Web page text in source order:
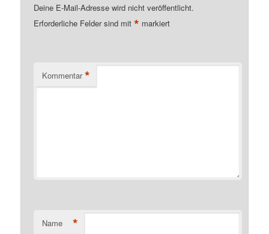
Deine E-Mail-Adresse wird nicht veröffentlicht.
Erforderliche Felder sind mit* markiert
Kommentar *
Name *